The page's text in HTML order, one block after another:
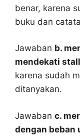
benar, karena
buku dan
Jawaban b.
mendekati
karena sudah
ditanyakan.
Jawaban c.
dengan beban